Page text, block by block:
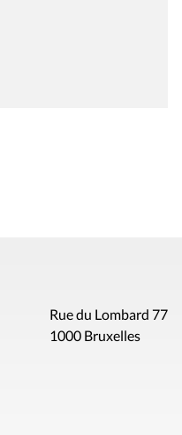
Rue du Lombard 77
1000 Bruxelles